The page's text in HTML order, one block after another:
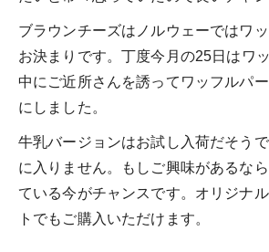
ブラウンチーズはノルウェーではワ
お決まりです。丁度今月の25日はワ
中にご近所さんを誘ってワッフルパ
にしました。
牛乳バージョンはお試し入荷だそう
に入りません。もしご興味があるな
ている今がチャンスです。オリジナ
トでもご購入いただけます。